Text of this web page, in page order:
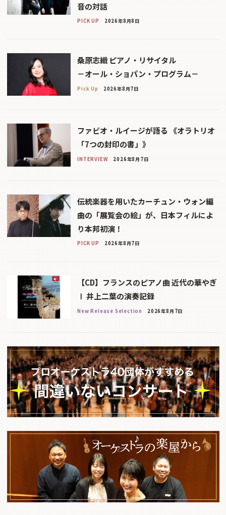
音の対話
PICK UP 2026年8月8日
桑原志織 ピアノ・リサイタル
－オール・ショパン・プログラム－
Pick Up 2026年8月7日
ファビオ・ルイージが語る 《オラトリオ
「7つの封印の書」》
INTERVIEW 2026年8月7日
伝統楽器を用いたカーチュン・ウォン編
曲の「展覧会の絵」が、日本フィルによ
り本邦初演！
PICK UP 2026年8月7日
【CD】フランスのピアノ曲 近代の華やぎ
Ⅰ 井上二葉の演奏記録
New Release Selection 2026年8月7日